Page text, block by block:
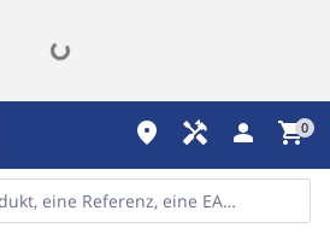
place handyman person shopping_cart0